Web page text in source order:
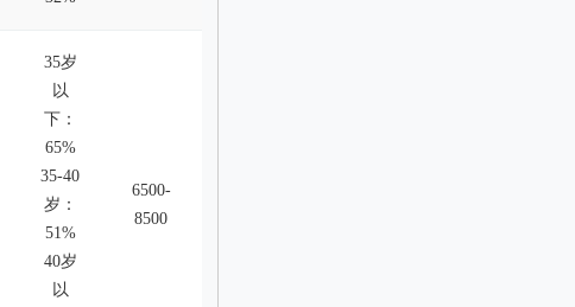
35岁
以
下：
65%
35-40
岁：
51%
40岁
以
6500-
8500